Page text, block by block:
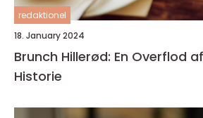
redaktionel
18. January 2024
Brunch Hillerød: En Overflod
Historie